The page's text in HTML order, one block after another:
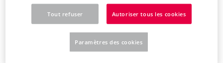
Hungary
HU
India
Tout refuser Autoriser tous les cookies
Paramètres des cookies